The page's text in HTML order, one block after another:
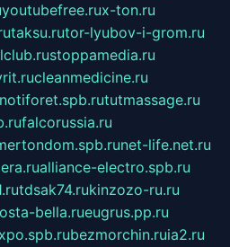
youtubefree.rux-ton.ru
taksu.rutor-lyubov-i-grom.ru
stoppamedia.ru
cleanmedicine.ru
tutmassage.ru
falcorussia.ru
net-life.net.ru
alliance-electro.spb.ru
tdsak74.rukinzozo-ru.ru
bella.rueugrus.pp.ru
bezmorchin.ruia2.ru